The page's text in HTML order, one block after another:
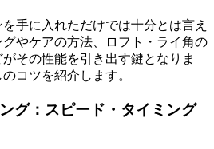
手に入れただけでは十分とは言え
やケアの方法、ロフト・ライ角の
その性能を引き出す鍵となりま
コツを紹介します。
グ：スピード・タイミング